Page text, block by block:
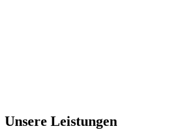
Unsere Leistungen